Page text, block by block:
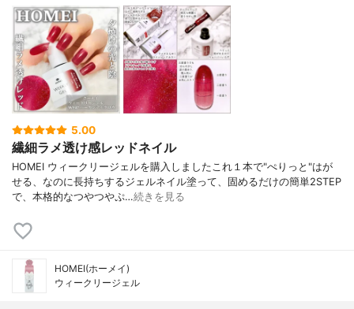
5.00
繊細ラメ透け感レッドネイル
HOMEI ウィークリージェルを購入しましたこれ１本で"ぺりっと"はが
せる、なのに長持ちするジェルネイル塗って、固めるだけの簡単2STEP
で、本格的なつやつやぷ…続きを見る
HOMEI(ホーメイ)
ウィークリージェル